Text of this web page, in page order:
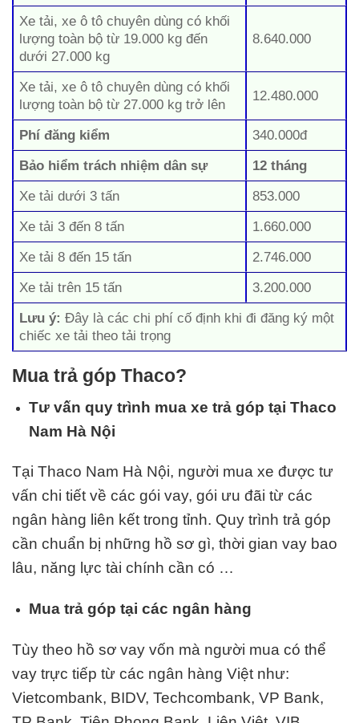
Xe tải, xe ô tô chuyên dùng có khối
lượng toàn bộ từ 19.000 kg đến
dưới 27.000 kg
8.640.000
Xe tải, xe ô tô chuyên dùng có khối
lượng toàn bộ từ 27.000 kg trở lên
12.480.000
Phí đăng kiểm
340.000đ
Bảo hiểm trách nhiệm dân sự
12 tháng
Xe tải dưới 3 tấn
853.000
Xe tải 3 đến 8 tấn
1.660.000
Xe tải 8 đến 15 tấn
2.746.000
Xe tải trên 15 tấn
3.200.000
Lưu ý:Đây là các chi phí cố định khi đi đăng ký một
chiếc xe tải theo tải trọng
Mua trả góp Thaco?
Tư vấn quy trình mua xe trả góp tại Thaco
Nam Hà Nội
Tại Thaco Nam Hà Nội, người mua xe được tư
vấn chi tiết về các gói vay, gói ưu đãi từ các
ngân hàng liên kết trong tỉnh. Quy trình trả góp
cần chuẩn bị những hồ sơ gì, thời gian vay bao
lâu, năng lực tài chính cần có …
Mua trả góp tại các ngân hàng
Tùy theo hồ sơ vay vốn mà người mua có thể
vay trực tiếp từ các ngân hàng Việt như:
Vietcombank, BIDV, Techcombank, VP Bank,